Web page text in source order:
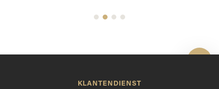
KLANTENDIENST